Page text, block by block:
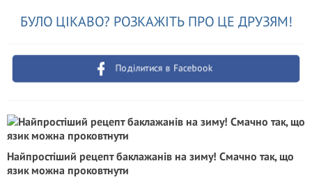
БУЛО ЦІКАВО? РОЗКАЖІТЬ ПРО ЦЕ ДРУЗЯМ!
Поділитися в Facebook
Найпростіший рецепт баклажанів на зиму! Смачно так, що
язик можна проковтнути